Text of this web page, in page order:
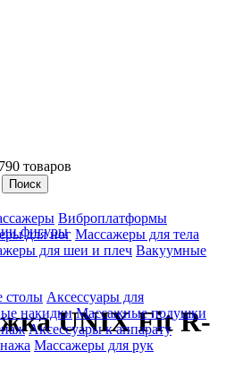
товаров
Виброплатформы
для ног Массажеры для тела
для шеи и плеч Вакуумные
столы Аксессуары для
накидки Массажные подушки
Аксессуары к аппарату
Массажеры для рук
Поиск
фигуры
UNIX Fit R-